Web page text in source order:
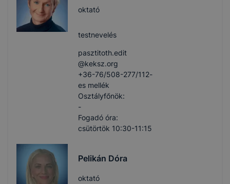
oktató
testnevelés
pasztitoth.edit​
@keksz.org
+36-76/508-277/112-
es mellék
Osztályfőnök:
-
Fogadó óra:
csütörtök 10:30-11:15
Pelikán Dóra
oktató